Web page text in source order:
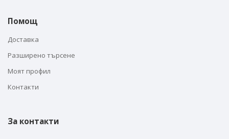
Помощ
Доставка
Разширено търсене
Моят профил
Контакти
За контакти